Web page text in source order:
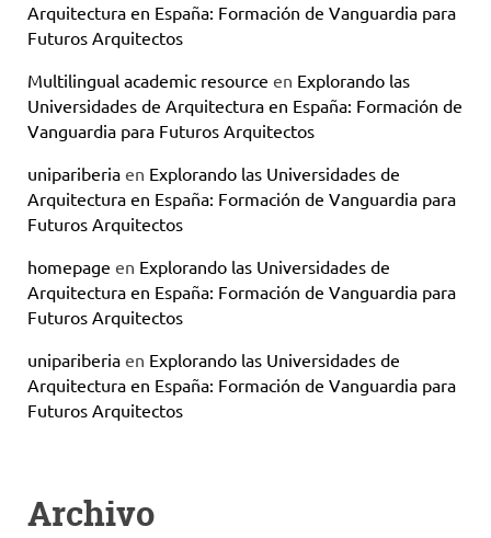
Arquitectura en España: Formación de Vanguardia para
Futuros Arquitectos
Multilingual academic resource en Explorando las
Universidades de Arquitectura en España: Formación de
Vanguardia para Futuros Arquitectos
unipariberia en Explorando las Universidades de
Arquitectura en España: Formación de Vanguardia para
Futuros Arquitectos
homepage en Explorando las Universidades de
Arquitectura en España: Formación de Vanguardia para
Futuros Arquitectos
unipariberia en Explorando las Universidades de
Arquitectura en España: Formación de Vanguardia para
Futuros Arquitectos
Archivo